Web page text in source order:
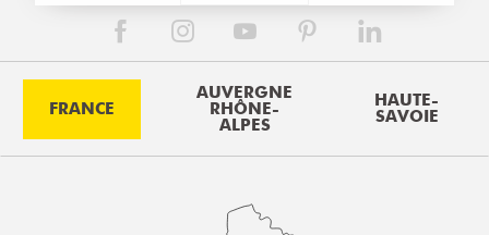
FRANCE
AUVERGNE
RHÔNE-
ALPES
HAUTE-
SAVOIE